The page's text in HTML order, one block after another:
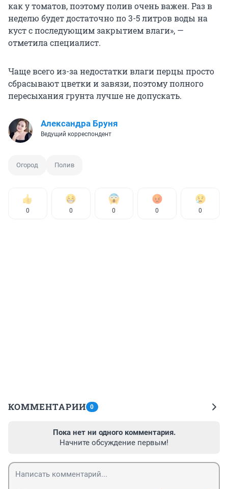
как у томатов, поэтому полив очень важен. Раз в
неделю будет достаточно по 3-5 литров воды на
куст с последующим закрытием влаги», —
отметила специалист.
Чаще всего из-за недостатки влаги перцы просто
сбрасывают цветки и завязи, поэтому полного
пересыхания грунта лучше не допускать.
Александра Бруня
Ведущий корреспондент
Огород Полив
0 0 0 0 0
КОММЕНТАРИИ 0
Пока нет ни одного комментария.
Начните обсуждение первым!